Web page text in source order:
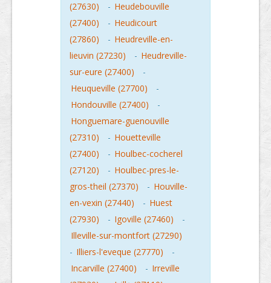
(27630)
- Heudebouville
(27400)
- Heudicourt
(27860)
- Heudreville-en-
lieuvin (27230)
- Heudreville-
sur-eure (27400)
-
Heuqueville (27700)
-
Hondouville (27400)
-
Honguemare-guenouville
(27310)
- Houetteville
(27400)
- Houlbec-cocherel
(27120)
- Houlbec-pres-le-
gros-theil (27370)
- Houville-
en-vexin (27440)
- Huest
(27930)
- Igoville (27460)
-
Illeville-sur-montfort (27290)
- Illiers-l'eveque (27770)
-
Incarville (27400)
- Irreville